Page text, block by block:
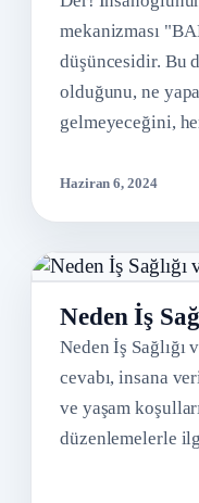
mekanizması
düşüncesidir. Bu
olduğunu, ne
gelmeyeceğini,
Haziran 6, 2024
Neden İş
Neden İş Sağlığı
cevabı, insana
ve yaşam
düzenlemelerle